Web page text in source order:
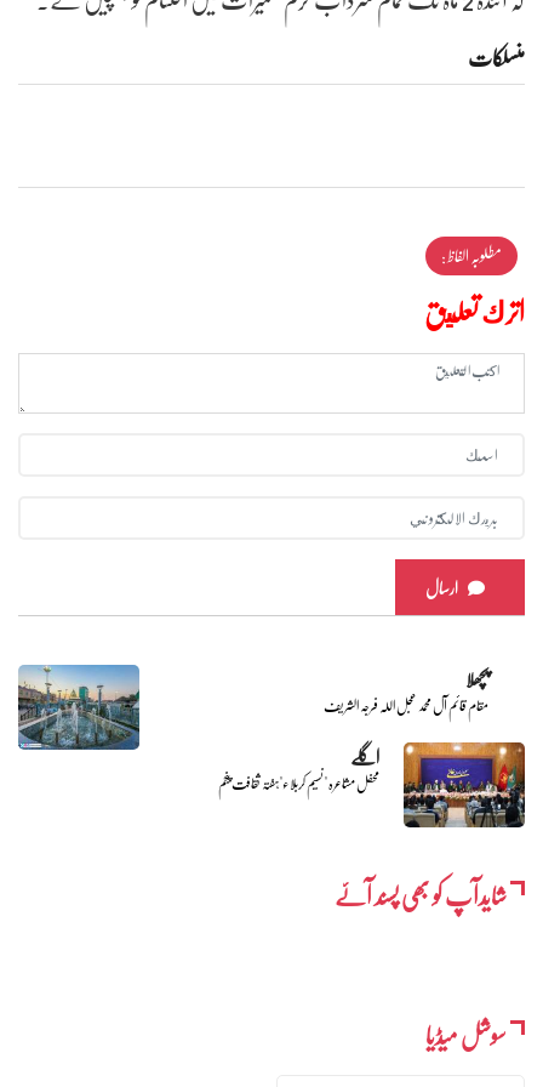
منسلکات
مطلوبہ الفاظ :
اترك تعليق
ارسال
پچھلا
مقام قائم آل محمد عجل اللہ فرجہ الشریف
اگلے
محفل مشاعرہ "نسیم کربلاء"ہفتہ ثقافت پنجم
شایدآپ کو بھی پسند آئے
سوشل میڈیا